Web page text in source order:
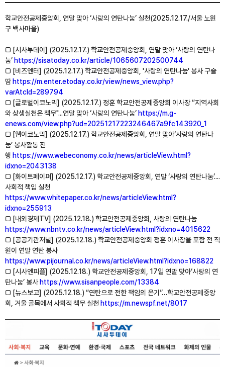
학교안전공제중앙회, 연말 맞아 ‘사랑의 연탄나눔’ 실천(2025.12.17./서울 노원
구 백사마을)
□ [시사투데이] (2025.12.17.) 학교안전공제중앙회, 연말 맞아 ‘사랑의 연탄나
눔’ https://sisatoday.co.kr/article/1065607202500744
□ [비즈엔터] (2025.12.17.) 학교안전공제중앙회, '사랑의 연탄나눔' 봉사 구슬
땀 https://m.enter.etoday.co.kr/view/news_view.php?
varAtcId=289794
□ [글로벌이코노믹] (2025.12.17.) 정훈 학교안전공제중앙회 이사장 “지역사회
와 상생실천은 책무"...연말 맞아 ‘사랑의 연탄나눔’ https://m.g-
enews.com/view.php?ud=20251217223246467a9fc143920_1
□ [웹이코노믹] (2025.12.17.) 학교안전공제중앙회, 연말 맞아‘사랑의 연탄나
눔’ 봉사활동 진
행 https://www.webeconomy.co.kr/news/articleView.html?
idxno=2043138
□ [화이트페이퍼] (2025.12.17.) 학교안전공제중앙회, 연말 ‘사랑의 연탄나눔’....
사회적 책임 실천
https://www.whitepaper.co.kr/news/articleView.html?
idxno=255913
□ [내외경제TV] (2025.12.18.) 학교안전공제중앙회, 사랑의 연탄나눔
https://www.nbntv.co.kr/news/articleView.html?idxno=4015622
□ [공공기관저널] (2025.12.18.) 학교안전공제중앙회 정훈 이사장을 포함 전 직
원이 연말 연탄 봉사
https://www.pijournal.co.kr/news/articleView.html?idxno=168822
□ [시사엔피플] (2025.12.18.) 학교안전공제중앙회, 17일 연말 맞아‘사랑의 연
탄나눔’ 봉사 https://www.sisanpeople.com/13384
□ [뉴스보고] (2025.12.18.) “연탄으로 전한 책임의 온기”…학교안전공제중앙
회, 겨울 골목에서 사회적 책무 실천 https://m.newspf.net/8017